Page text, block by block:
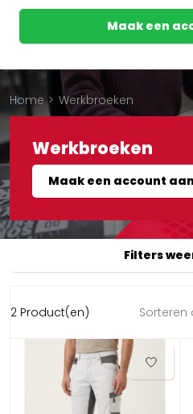
Maak een
Home > Werkbroeken
Werkbroeken
Maak een account aan
Filters
2 Product(en) Sorteren